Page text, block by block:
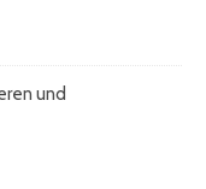
und